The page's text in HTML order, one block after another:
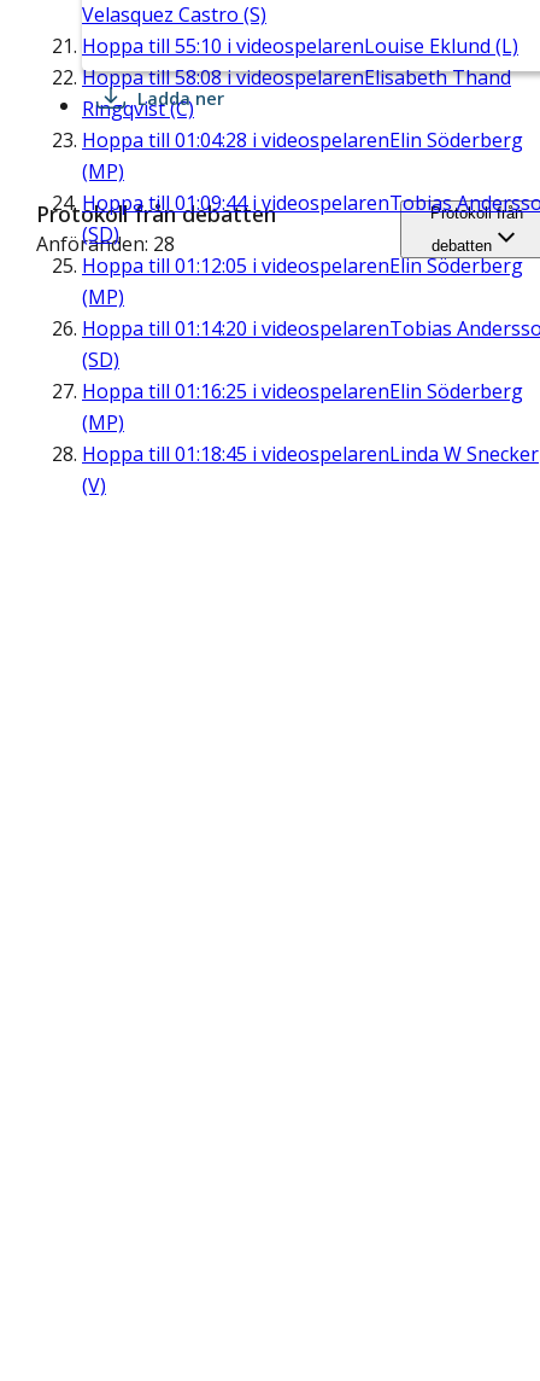
Velasquez Castro (S)
Hoppa till 55:10 i videospelarenLouise Eklund (L)
Hoppa till58:08i videospelarenElisabeth Thand
Ringqvist (C)
Hoppa till 01:04:28 i videospelarenElin Söderberg
(MP)
Hoppa till 01:09:44i videospelarenTobias
(SD)
Hoppa till 01:12:05 i videospelarenElin Söderberg
(MP)
Hoppa till 01:14:20 i videospelarenTobias
(SD)
Hoppa till 01:16:25 i videospelarenElin Söderberg
(MP)
Hoppa till 01:18:45 i videospelarenLinda W Snecker
(V)
Ladda ner
Protokoll från debatten
Anföranden: 28
Protokoll från
debatten